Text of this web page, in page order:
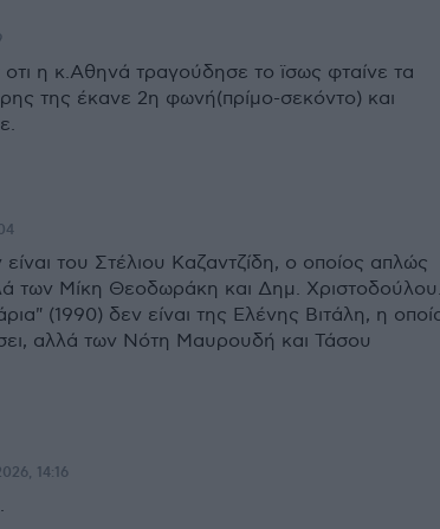
η κ.Αθηνά τραγούδησε το ϊσως φταίνε τα
της έκανε 2η φωνή(πρίμο-σεκόντο) και
του Στέλιου Καζαντζίδη, ο οποίος απλώς
των Μίκη Θεοδωράκη και Δημ.
(1990) δεν είναι της Ελένης Βιτάλη, η
αλλά των Νότη Μαυρουδή και Τάσου
14:16